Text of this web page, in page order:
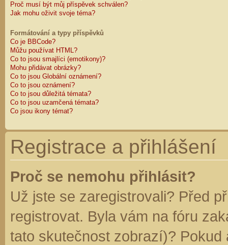
Proč musí být můj příspěvek schválen?
Jak mohu oživit svoje téma?
Formátování a typy příspěvků
Co je BBCode?
Můžu používat HTML?
Co to jsou smajlíci (emotikony)?
Mohu přidávat obrázky?
Co to jsou Globální oznámení?
Co to jsou oznámení?
Co to jsou důležitá témata?
Co to jsou uzamčená témata?
Co jsou ikony témat?
Registrace a přihlášení
Proč se nemohu přihlásit?
Už jste se zaregistrovali? Před
registrovat. Byla vám na fóru
tato skutečnost zobrazí)?